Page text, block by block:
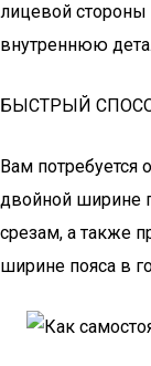
лицевой стороны
внутреннюю
БЫСТРЫЙ
Вам потребуется
двойной ширине
срезам, а также
ширине пояса в